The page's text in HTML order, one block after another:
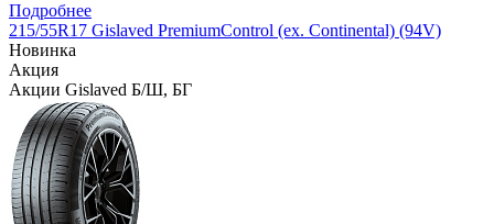
Подробнее
215/55R17 Gislaved PremiumControl (ex. Continental) (94V)
Новинка
Акция
Акции Gislaved Б/Ш, БГ